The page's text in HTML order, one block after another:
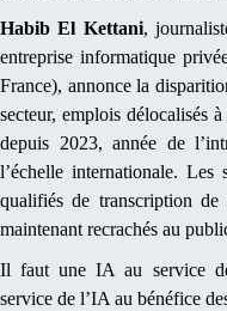
Habib El Kettani,
entreprise informatique
France), annonce la
secteur, emplois délocalisés
depuis 2023, année de
l’échelle internationale. Les
qualifiés de transcription
maintenant recrachés au
Il faut une IA au service
service de l’IA au bénéfice